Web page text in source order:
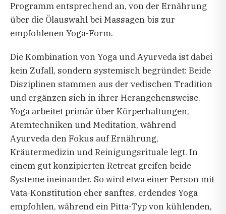
Programm entsprechend an, von der Ernährung
über die Ölauswahl bei Massagen bis zur
empfohlenen Yoga-Form.
Die Kombination von Yoga und Ayurveda ist dabei
kein Zufall, sondern systemisch begründet: Beide
Disziplinen stammen aus der vedischen Tradition
und ergänzen sich in ihrer Herangehensweise.
Yoga arbeitet primär über Körperhaltungen,
Atemtechniken und Meditation, während
Ayurveda den Fokus auf Ernährung,
Kräutermedizin und Reinigungsrituale legt. In
einem gut konzipierten Retreat greifen beide
Systeme ineinander. So wird etwa einer Person mit
Vata-Konstitution eher sanftes, erdendes Yoga
empfohlen, während ein Pitta-Typ von kühlenden,